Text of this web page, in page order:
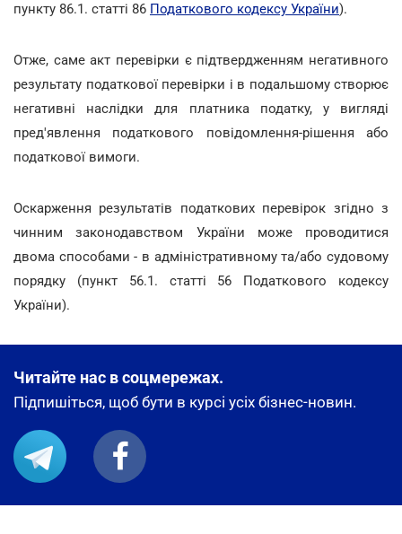
пункту 86.1. статті 86 Податкового кодексу України).
Отже, саме акт перевірки є підтвердженням негативного
результату податкової перевірки і в подальшому створює
негативні наслідки для платника податку, у вигляді
пред'явлення податкового повідомлення-рішення або
податкової вимоги.
Оскарження результатів податкових перевірок згідно з
чинним законодавством України може проводитися
двома способами - в адміністративному та/або судовому
порядку (пункт 56.1. статті 56 Податкового кодексу
України).
Читайте нас в соцмережах.
Підпишіться, щоб бути в курсі усіх бізнес-новин.